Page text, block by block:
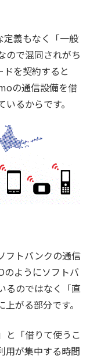
定義もなく「一般
ので混同されがち
を契約すると
の通信設備を借
るからです。
フトバンクの通信
のようにソフトバ
るのではなく「直
がる部分です。
と「借りて使うこ
用が集中する時間